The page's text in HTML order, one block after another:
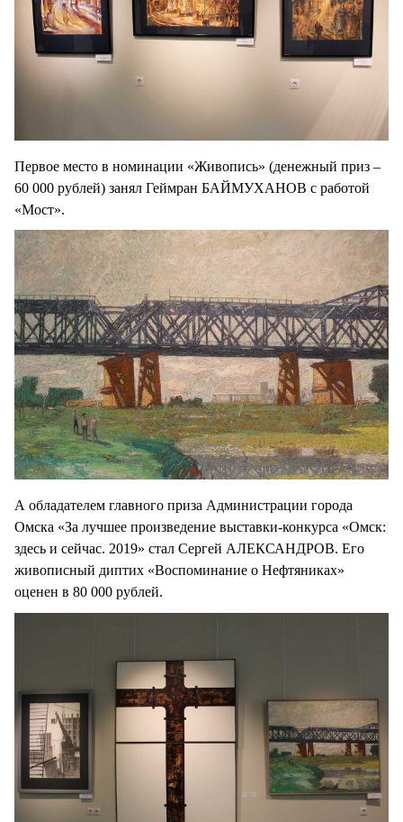
Первое место в номинации «Живопись» (денежный приз –
60 000 рублей) занял Геймран БАЙМУХАНОВ с работой
«Мост».
А обладателем главного приза Администрации города
Омска «За лучшее произведение выставки-конкурса «Омск:
здесь и сейчас. 2019» стал Сергей АЛЕКСАНДРОВ. Его
живописный диптих «Воспоминание о Нефтяниках»
оценен в 80 000 рублей.